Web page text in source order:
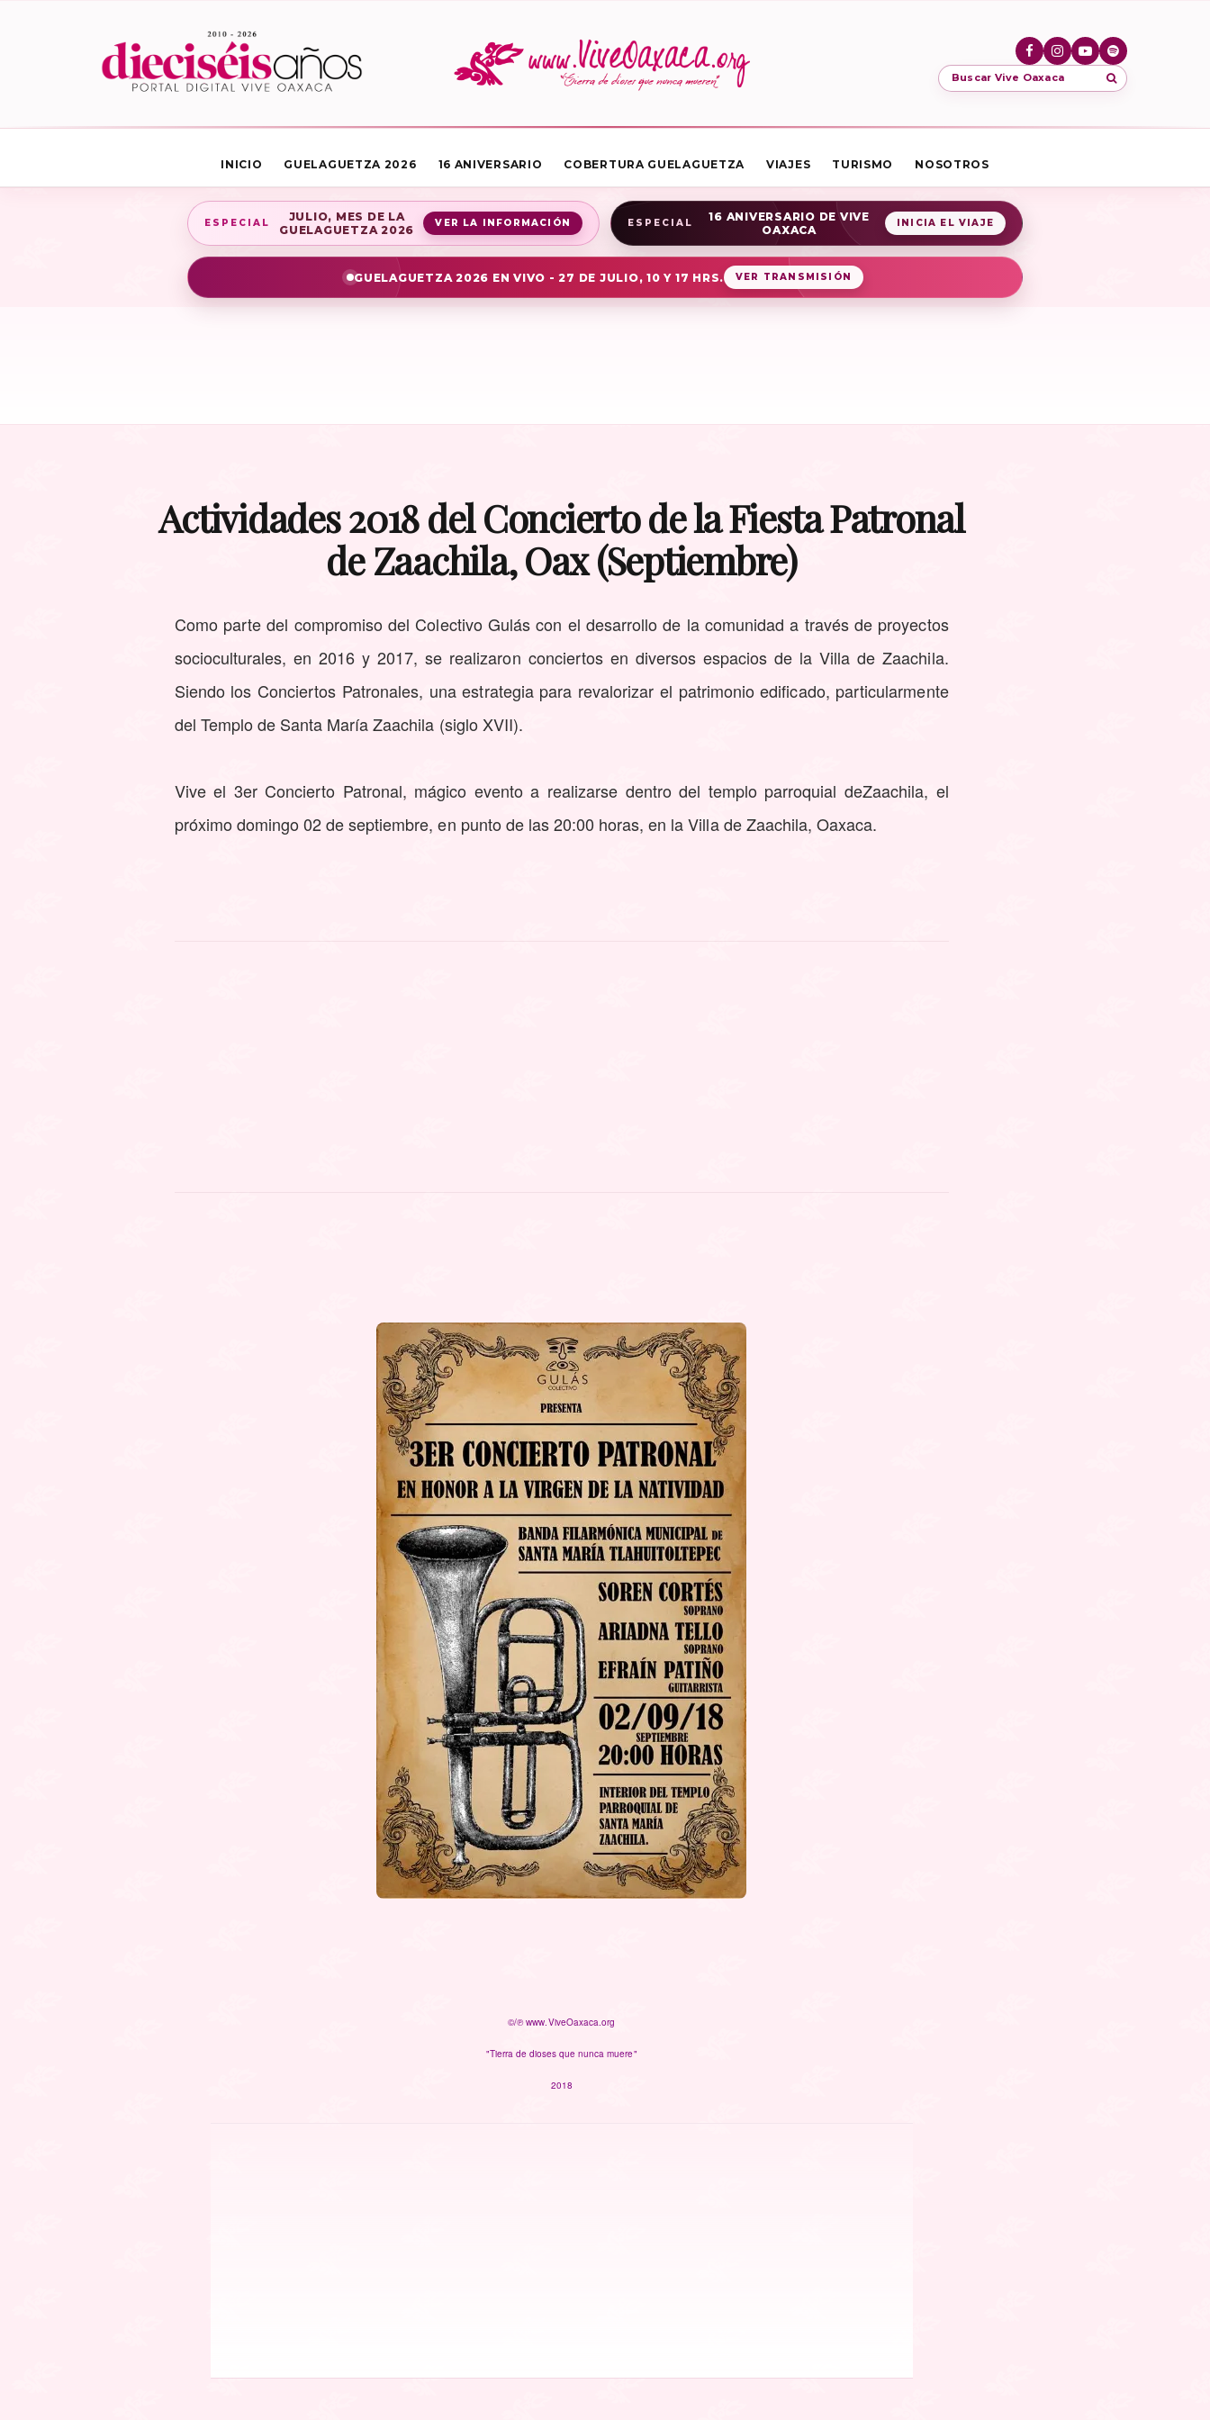
Buscar Vive Oaxaca
INICIO GUELAGUETZA 2026 16 ANIVERSARIO COBERTURA GUELAGUETZA VIAJES TURISMO NOSOTROS
ESPECIAL
JULIO, MES DE LA
GUELAGUETZA 2026
VER LA INFORMACIÓN ESPECIAL
16 ANIVERSARIO DE VIVE
OAXACA
INICIA EL VIAJE
GUELAGUETZA 2026 EN VIVO - 27 DE JULIO, 10 Y 17 HRS. VER TRANSMISIÓN
Actividades 2018 del Concierto de la Fiesta Patronal
de Zaachila, Oax (Septiembre)
Como parte del compromiso del Colectivo Gulás con el desarrollo de la comunidad a través de proyectos
socioculturales, en 2016 y 2017, se realizaron conciertos en diversos espacios de la Villa de Zaachila.
Siendo los Conciertos Patronales, una estrategia para revalorizar el patrimonio edificado, particularmente
del Templo de Santa María Zaachila (siglo XVII).
Vive el 3er Concierto Patronal, mágico evento a realizarse dentro del templo parroquial deZaachila, el
próximo domingo 02 de septiembre, en punto de las 20:00 horas, en la Villa de Zaachila, Oaxaca.
©/℗ www.ViveOaxaca.org
"Tierra de dioses que nunca muere"
2018